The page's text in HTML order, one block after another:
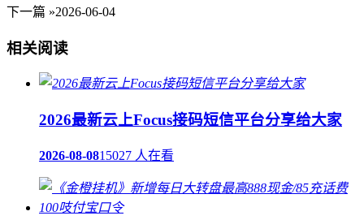
下一篇 »2026-06-04
相关阅读
2026最新云上Focus接码短信平台分享给大家
2026-08-0815027 人在看